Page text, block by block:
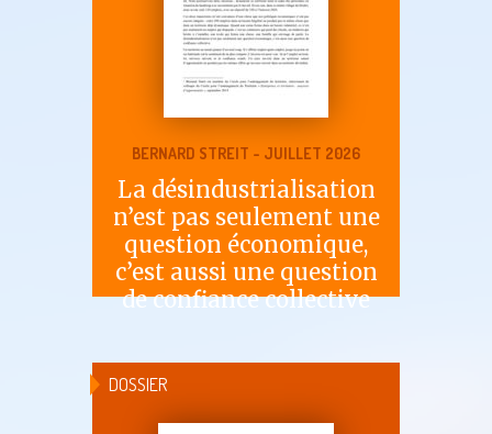
BERNARD STREIT - JUILLET 2026
La désindustrialisation
n’est pas seulement une
question économique,
c’est aussi une question
de confiance collective
DOSSIER